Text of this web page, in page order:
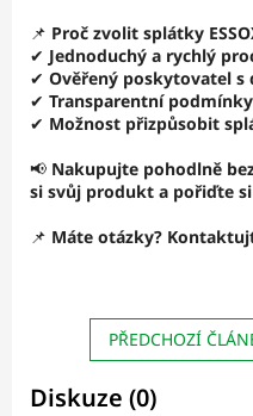
📌 Proč zvolit splátky
✔ Jednoduchý a rychlý
✔ Ověřený poskytovatel
✔ Transparentní
✔ Možnost přizpůsobit
📢 Nakupujte pohodlně
si svůj produkt a pořiďte
📌 Máte otázky?
PŘEDCHOZÍ
Diskuze (0)